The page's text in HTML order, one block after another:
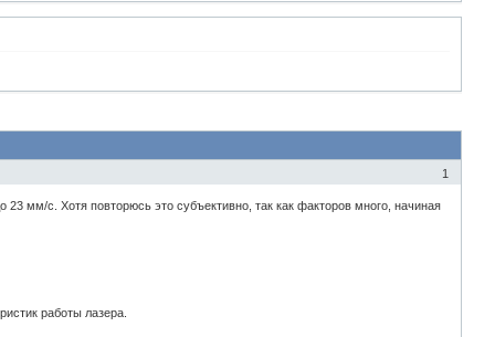
1
мм/с. Хотя повторюсь это субъективно, так как факторов много, начиная
работы лазера.